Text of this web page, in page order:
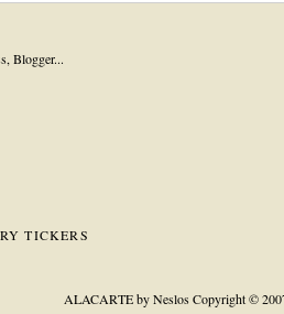
ALACARTE by NeslosCopyright ©